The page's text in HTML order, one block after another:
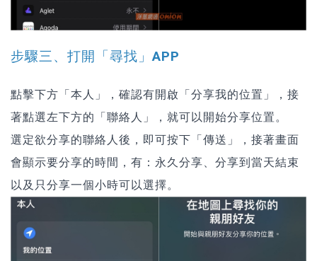
步驟三、打開「尋找」APP
點擊下方「本人」，確認有開啟「分享我的位置」，接
著點選左下方的「聯絡人」，就可以開始分享位置。
選定欲分享的聯絡人後，即可按下「傳送」，接著畫面
會顯示要分享的時間，有：永久分享、分享到當天結束
以及只分享一個小時可以選擇。